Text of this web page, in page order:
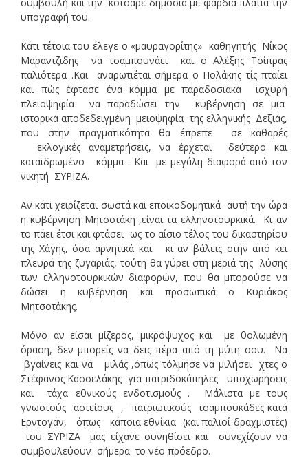
υπογραφή του.
Κάτι τέτοια του έλεγε ο «μαυραγορίτης» καθηγητής Νίκος
Μαραντζιδης να τσαμπουνάει και ο Αλέξης Τσίπρας
παλιότερα .Και αναρωτιέται σήμερα ο Πολάκης τίς πταίει
και πώς έφτασε ένα κόμμα με παραδοσιακά ισχυρή
πλειοψηφία να παραδώσει την κυβέρνηση σε μια
ιστορικά αποδεδειγμένη μειοψηφία της ελληνικής Δεξιάς,
που στην πραγματικότητα θα έπρεπε σε καθαρές
εκλογικές αναμετρήσεις, να έρχεται δεύτερο και
καταϊδρωμένο κόμμα . Και με μεγάλη διαφορά από τον
νικητή ΣΥΡΙΖΑ.
Αν κάτι χειρίζεται σωστά και εποικοδομητικά αυτή την ώρα
η κυβέρνηση Μητσοτάκη ,είναι τα ελληνοτουρκικά. Κι αν
το πάει έτσι και φτάσει ως το αίσιο τέλος του δικαστηρίου
της Χάγης, όσα αρνητικά και κι αν βάλεις στην από κει
πλευρά της ζυγαριάς, τούτη θα γύρει στη μεριά της λύσης
των ελληνοτουρκικών διαφορών, που θα μπορούσε να
δώσει η κυβέρνηση και προσωπικά ο Κυριάκος
Μητσοτάκης.
Μόνο αν είσαι μίζερος, μικρόψυχος και με θολωμένη
όραση, δεν μπορείς να δεις πέρα από τη μύτη σου. Να
βγαίνεις και να μιλάς ,όπως τόλμησε να μιλήσει χτες ο
Στέφανος Κασσελάκης για πατριδοκάπηλες υποχωρήσεις
και τάχα εθνικούς ενδοτισμούς . Μάλιστα με τους
γνωστούς αστείους , πατριωτικούς τσαμπουκάδες κατά
Ερντογάν, όπως κάποια εθνίκια (και παλιοί δραχμιστές)
του ΣΥΡΙΖΑ μας είχανε συνηθίσει και συνεχίζουν να
συμβουλεύουν σήμερα το νέο πρόεδρο.